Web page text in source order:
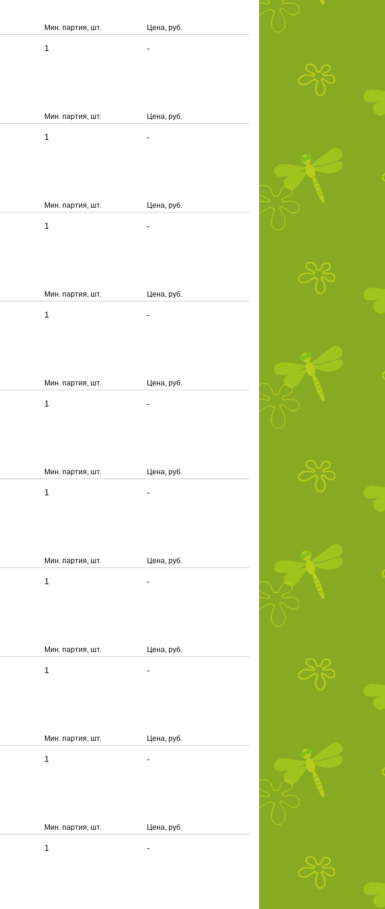
Мин. партия, шт. Цена, руб.
1 -
Мин. партия, шт. Цена, руб.
1 -
Мин. партия, шт. Цена, руб.
1 -
Мин. партия, шт. Цена, руб.
1 -
Мин. партия, шт. Цена, руб.
1 -
Мин. партия, шт. Цена, руб.
1 -
Мин. партия, шт. Цена, руб.
1 -
Мин. партия, шт. Цена, руб.
1 -
Мин. партия, шт. Цена, руб.
1 -
Мин. партия, шт. Цена, руб.
1 -